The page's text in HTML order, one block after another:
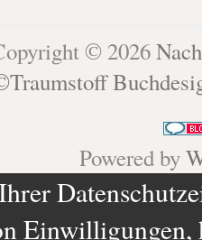
© 2026
Powered by